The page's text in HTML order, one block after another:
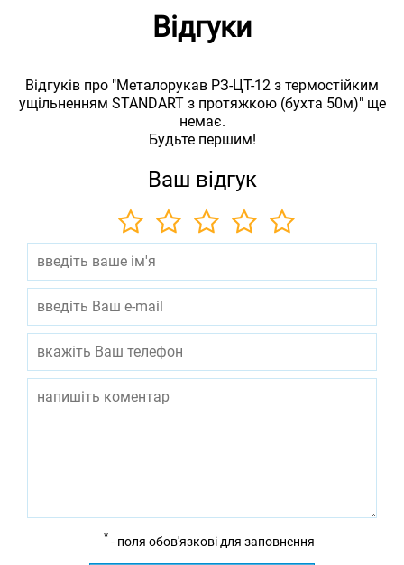
Відгуки
Відгуків про "Металорукав РЗ-ЦТ-12 з термостійким
ущільненням STANDART з протяжкою (бухта 50м)" ще
немає.
Будьте першим!
Ваш відгук
* - поля обов'язкові для заповнення